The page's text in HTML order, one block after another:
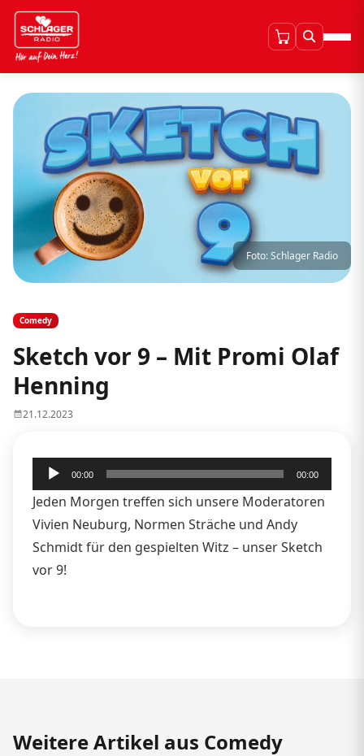
Foto: Schlager Radio
Comedy
Sketch vor 9 – Mit Promi Olaf
Henning
21.12.2023
Audio-
Player
00:00 00:00
Jeden Morgen treffen sich unsere Moderatoren
Vivien Neuburg, Normen Sträche und Andy
Schmidt für den gespielten Witz – unser Sketch
vor 9!
Weitere Artikel aus Comedy